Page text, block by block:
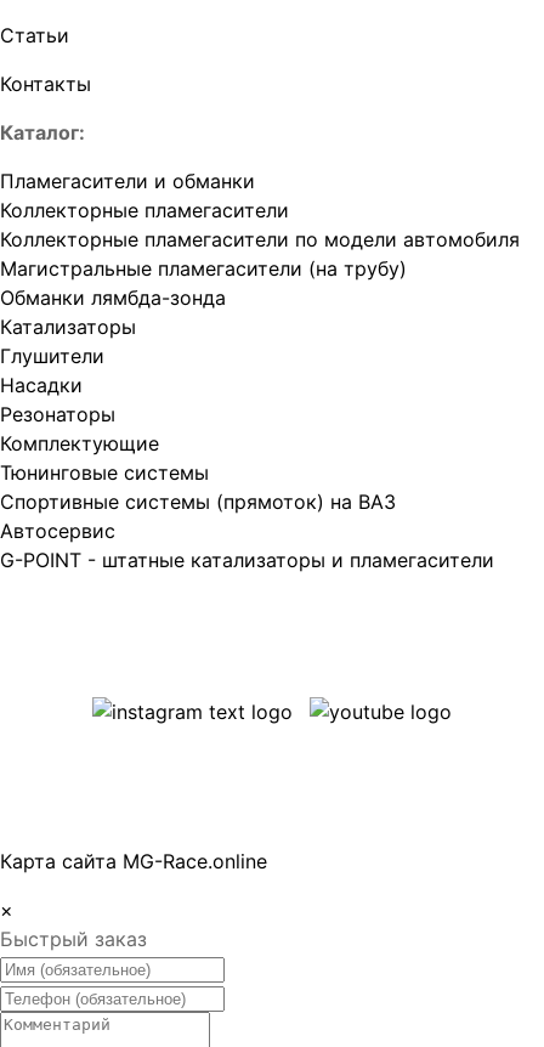
Статьи
Контакты
Каталог:
Пламегасители и обманки
Коллекторные пламегасители
Коллекторные пламегасители по модели автомобиля
Магистральные пламегасители (на трубу)
Обманки лямбда-зонда
Катализаторы
Глушители
Насадки
Резонаторы
Комплектующие
Тюнинговые системы
Спортивные системы (прямоток) на ВАЗ
Автосервис
G-POINT - штатные катализаторы и пламегасители
Карта сайта MG-Race.online
×
Быстрый заказ